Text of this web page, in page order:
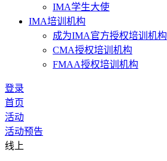
IMA学生大使
IMA培训机构
成为IMA官方授权培训机构
CMA授权培训机构
FMAA授权培训机构
登录
首页
活动
活动预告
线上